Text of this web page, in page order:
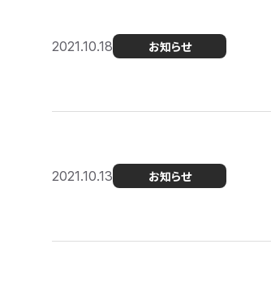
2021.10.18 お知らせ
2021.10.13 お知らせ